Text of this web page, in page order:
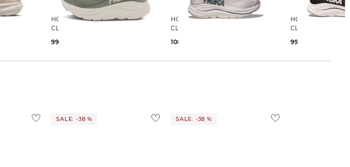
HOKA | Herren Laufschuhe
CLIFTON 10
99,99 €
HOKA | Herren Laufschuhe
CLIFTON 10
108,85 €
HOKA | Herren Laufschuhe
CLIFTON 10
99,99 €
SALE: -38 % SALE: -38 %